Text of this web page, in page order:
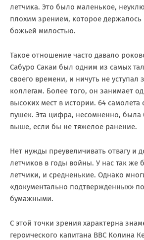
летчика. Это было маленькое,
плохим зрением, которое держалось
божьей милостью.
Такое отношение часто давало
Сабуро Сакаи был одним из самых
своего времени, и ничуть не
коллегам. Более того, он занимает
высоких мест в истории. 64 самолета
пушек. Эта цифра, несомненно, была
выше, если бы не тяжелое ранение.
Нет нужды преувеличивать отвагу и
летчиков в годы войны. У нас так же
летчики, и средненькие. Однако
«документально подтвержденных»
бумажными.
С этой точки зрения характерна
героического капитана ВВС Колина